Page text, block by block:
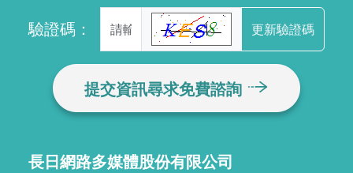
驗證碼： 更新驗證碼
提交資訊尋求免費諮詢
長日網路多媒體股份有限公司